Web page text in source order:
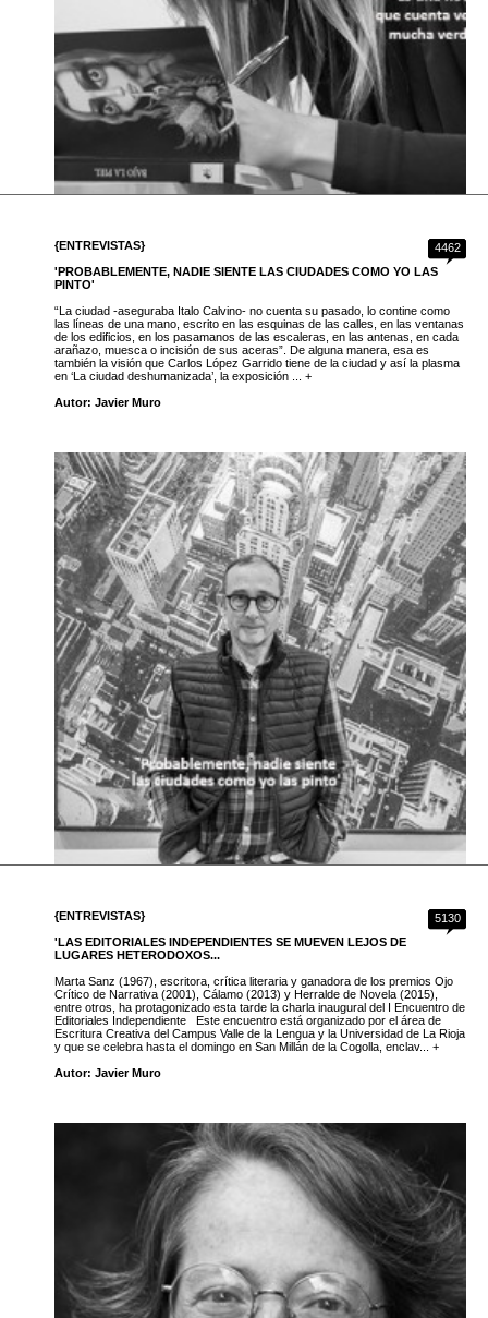
4462
{ENTREVISTAS}
'PROBABLEMENTE, NADIE SIENTE LAS CIUDADES COMO YO LAS
PINTO'
“La ciudad -aseguraba Italo Calvino- no cuenta su pasado, lo contine como
las líneas de una mano, escrito en las esquinas de las calles, en las ventanas
de los edificios, en los pasamanos de las escaleras, en las antenas, en cada
arañazo, muesca o incisión de sus aceras”. De alguna manera, esa es
también la visión que Carlos López Garrido tiene de la ciudad y así la plasma
en ‘La ciudad deshumanizada’, la exposición ... +
Autor: Javier Muro
5130
{ENTREVISTAS}
'LAS EDITORIALES INDEPENDIENTES SE MUEVEN LEJOS DE
LUGARES HETERODOXOS...
Marta Sanz (1967), escritora, crítica literaria y ganadora de los premios Ojo
Crítico de Narrativa (2001), Cálamo (2013) y Herralde de Novela (2015),
entre otros, ha protagonizado esta tarde la charla inaugural del I Encuentro de
Editoriales Independiente Este encuentro está organizado por el área de
Escritura Creativa del Campus Valle de la Lengua y la Universidad de La Rioja
y que se celebra hasta el domingo en San Millán de la Cogolla, enclav... +
Autor: Javier Muro